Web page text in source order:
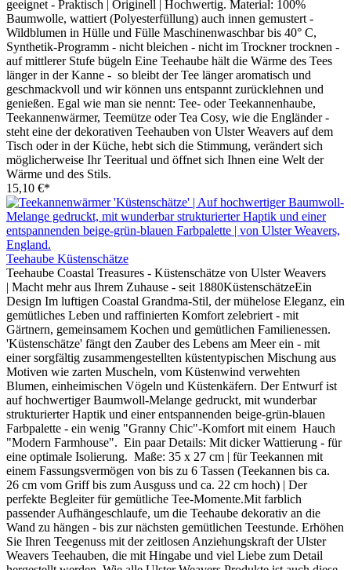
geeignet - Praktisch | Originell | Hochwertig. Material: 100%
Baumwolle, wattiert (Polyesterfüllung) auch innen gemustert -
Wildblumen in Hülle und Fülle Maschinenwaschbar bis 40° C,
Synthetik-Programm - nicht bleichen - nicht im Trockner trocknen -
auf mittlerer Stufe bügeln Eine Teehaube hält die Wärme des Tees
länger in der Kanne - so bleibt der Tee länger aromatisch und
geschmackvoll und wir können uns entspannt zurücklehnen und
genießen. Egal wie man sie nennt: Tee- oder Teekannenhaube,
Teekannenwärmer, Teemütze oder Tea Cosy, wie die Engländer -
steht eine der dekorativen Teehauben von Ulster Weavers auf dem
Tisch oder in der Küche, hebt sich die Stimmung, verändert sich
möglicherweise Ihr Teeritual und öffnet sich Ihnen eine Welt der
Wärme und des Stils.
15,10 €*
Teehaube Küstenschätze
Teehaube Coastal Treasures - Küstenschätze von Ulster Weavers
| Macht mehr aus Ihrem Zuhause - seit 1880KüstenschätzeEin
Design Im luftigen Coastal Grandma-Stil, der mühelose Eleganz, ein
gemütliches Leben und raffinierten Komfort zelebriert - mit
Gärtnern, gemeinsamem Kochen und gemütlichen Familienessen.
'Küstenschätze' fängt den Zauber des Lebens am Meer ein - mit
einer sorgfältig zusammengestellten küstentypischen Mischung aus
Motiven wie zarten Muscheln, vom Küstenwind verwehten
Blumen, einheimischen Vögeln und Küstenkäfern. Der Entwurf ist
auf hochwertiger Baumwoll-Melange gedruckt, mit wunderbar
strukturierter Haptik und einer entspannenden beige-grün-blauen
Farbpalette - ein wenig "Granny Chic"-Komfort mit einem Hauch
"Modern Farmhouse". Ein paar Details: Mit dicker Wattierung - für
eine optimale Isolierung. Maße: 35 x 27 cm | für Teekannen mit
einem Fassungsvermögen von bis zu 6 Tassen (Teekannen bis ca.
26 cm vom Griff bis zum Ausguss und ca. 22 cm hoch) | Der
perfekte Begleiter für gemütliche Tee-Momente.Mit farblich
passender Aufhängeschlaufe, um die Teehaube dekorativ an die
Wand zu hängen - bis zur nächsten gemütlichen Teestunde. Erhöhen
Sie Ihren Teegenuss mit der zeitlosen Anziehungskraft der Ulster
Weavers Teehauben, die mit Hingabe und viel Liebe zum Detail